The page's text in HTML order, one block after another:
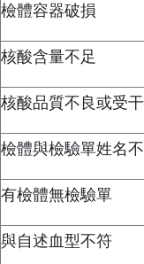
檢體容器破損
核酸含量不足
核酸品質不良或受
檢體與檢驗單姓名
有檢體無檢驗單
與自述血型不符